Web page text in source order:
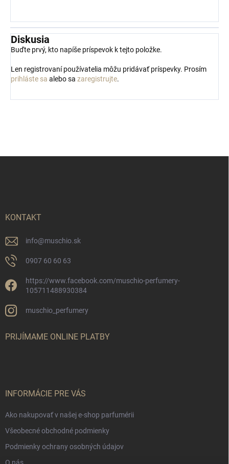
Diskusia
Buďte prvý, kto napíše príspevok k tejto položke.
Len registrovaní používatelia môžu pridávať príspevky. Prosím
prihláste sa alebo sa zaregistrujte.
KONTAKT
info@muschio.sk
0907 60 60 63
https://www.facebook.com/muschio-perfumery-
105711488930384
muschio_perfumery
PRIJÍMAME ONLINE PLATBY
INFORMÁCIE PRE VÁS
Ako nakupovať v našej e-shop parfumérii
Všeobecné obchodné podmienky
Podmienky ochrany osobných údajov